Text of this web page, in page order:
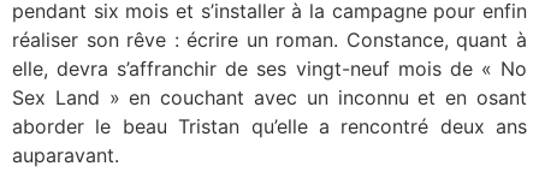
pendant six mois et s’installer à la campagne pour enfin
réaliser son rêve : écrire un roman. Constance, quant à
elle, devra s’affranchir de ses vingt-neuf mois de « No
Sex Land » en couchant avec un inconnu et en osant
aborder le beau Tristan qu’elle a rencontré deux ans
auparavant.